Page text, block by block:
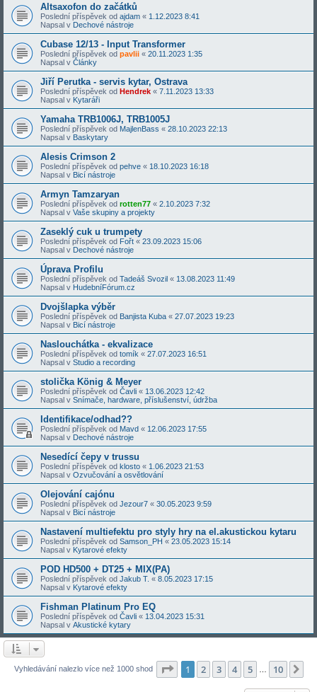
Altsaxofon do začátků
Poslední příspěvek od ajdam « 1.12.2023 8:41
Napsal v Dechové nástroje
Cubase 12/13 - Input Transformer
Poslední příspěvek od pavlii « 20.11.2023 1:35
Napsal v Články
Jiří Perutka - servis kytar, Ostrava
Poslední příspěvek od Hendrek « 7.11.2023 13:33
Napsal v Kytaráři
Yamaha TRB1006J, TRB1005J
Poslední příspěvek od MajlenBass « 28.10.2023 22:13
Napsal v Baskytary
Alesis Crimson 2
Poslední příspěvek od pehve « 18.10.2023 16:18
Napsal v Bicí nástroje
Armyn Tamzaryan
Poslední příspěvek od rotten77 « 2.10.2023 7:32
Napsal v Vaše skupiny a projekty
Zaseklý cuk u trumpety
Poslední příspěvek od Fořt « 23.09.2023 15:06
Napsal v Dechové nástroje
Úprava Profilu
Poslední příspěvek od Tadeáš Svozil « 13.08.2023 11:49
Napsal v HudebníFórum.cz
Dvojšlapka výběr
Poslední příspěvek od Banjista Kuba « 27.07.2023 19:23
Napsal v Bicí nástroje
Naslouchátka - ekvalizace
Poslední příspěvek od tomík « 27.07.2023 16:51
Napsal v Studio a recording
stolička König & Meyer
Poslední příspěvek od Čavli « 13.06.2023 12:42
Napsal v Snímače, hardware, příslušenství, údržba
Identifikace/odhad??
Poslední příspěvek od Mavd « 12.06.2023 17:55
Napsal v Dechové nástroje
Nesedící čepy v trussu
Poslední příspěvek od klosto « 1.06.2023 21:53
Napsal v Ozvučování a osvětlování
Olejování cajónu
Poslední příspěvek od Jezour7 « 30.05.2023 9:59
Napsal v Bicí nástroje
Nastavení multiefektu pro styly hry na el.akustickou kytaru
Poslední příspěvek od Samson_PH « 23.05.2023 15:14
Napsal v Kytarové efekty
POD HD500 + DT25 + MIX(PA)
Poslední příspěvek od Jakub T. « 8.05.2023 17:15
Napsal v Kytarové efekty
Fishman Platinum Pro EQ
Poslední příspěvek od Čavli « 13.04.2023 15:31
Napsal v Akustické kytary
Vyhledávání nalezlo více než 1000 shod Stránka z 10
1 2 3 4 5 10